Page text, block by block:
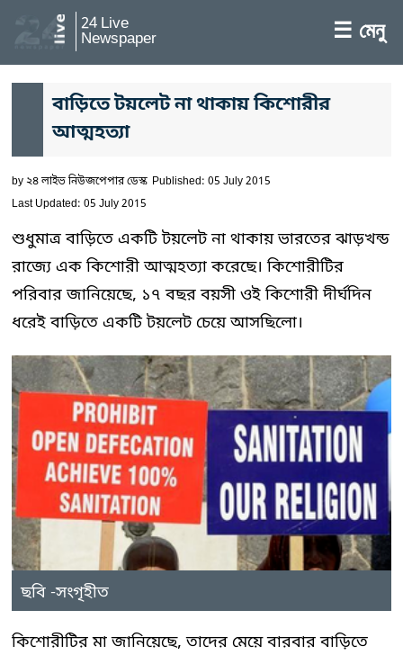
24 Live
Newspaper ☰ মেনু
বাড়িতে টয়লেট না থাকায় কিশোরীর
আত্মহত্যা
by২৪ লাইভ নিউজপেপার ডেস্ক Published: 05 July 2015
Last Updated: 05 July 2015
শুধুমাত্র বাড়িতে একটি টয়লেট না থাকায় ভারতের ঝাড়খন্ড
রাজ্যে এক কিশোরী আত্মহত্যা করেছে। কিশোরীটির
পরিবার জানিয়েছে, ১৭ বছর বয়সী ওই কিশোরী দীর্ঘদিন
ধরেই বাড়িতে একটি টয়লেট চেয়ে আসছিলো।
ছবি -সংগৃহীত
কিশোরীটির মা জানিয়েছে, তাদের মেয়ে বারবার বাড়িতে